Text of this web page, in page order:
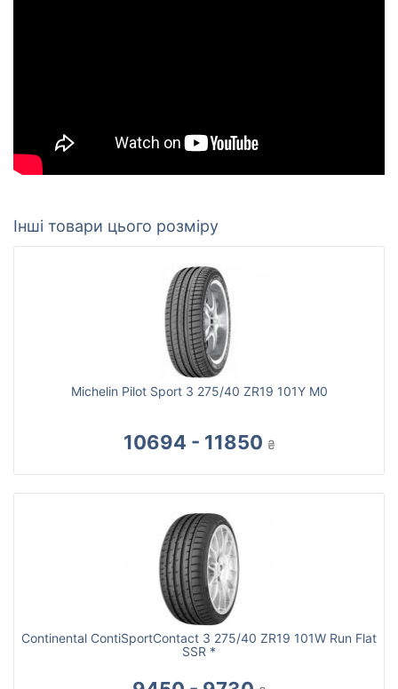
Інші товари цього розміру
Michelin Pilot Sport 3 275/40 ZR19 101Y M0
10694 - 11850 ₴
Continental ContiSportContact 3 275/40 ZR19 101W Run Flat
SSR *